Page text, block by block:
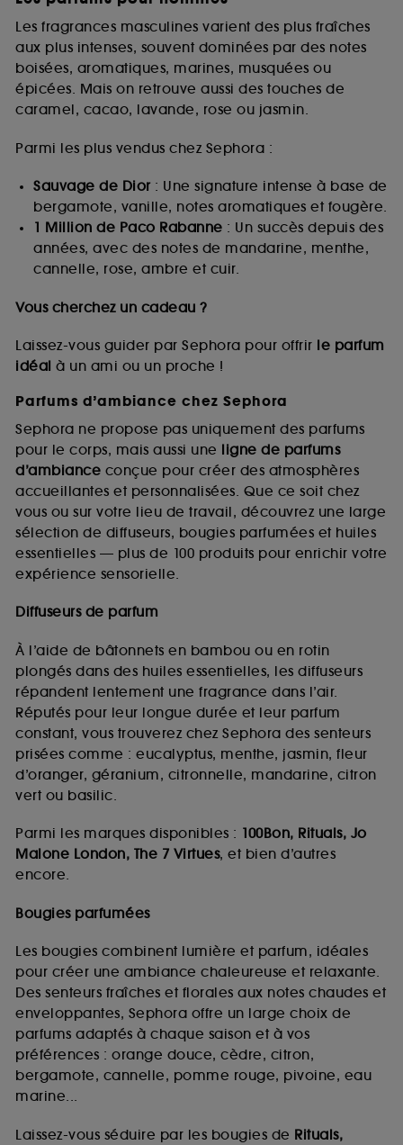
Les fragrances masculines varient des plus fraîches
aux plus intenses, souvent dominées par des notes
boisées, aromatiques, marines, musquées ou
épicées. Mais on retrouve aussi des touches de
caramel, cacao, lavande, rose ou jasmin.
Parmi les plus vendus chez Sephora :
Sauvage de Dior: Une signature intense à base de
bergamote, vanille, notes aromatiques et fougère.
1 Million de Paco Rabanne : Un succès depuis des
années, avec des notes de mandarine, menthe,
cannelle, rose, ambre et cuir.
Vous cherchez un cadeau ?
Laissez-vous guider par Sephora pour offrir le parfum
idéal à un ami ou un proche !
Parfums d’ambiance chez Sephora
Sephora ne propose pas uniquement des parfums
pour le corps, mais aussi une ligne de parfums
d’ambiance conçue pour créer des atmosphères
accueillantes et personnalisées. Que ce soit chez
vous ou sur votre lieu de travail, découvrez une large
sélection de diffuseurs, bougies parfumées et huiles
essentielles — plus de 100 produits pour enrichir votre
expérience sensorielle.
Diffuseurs de parfum
À l’aide de bâtonnets en bambou ou en rotin
plongés dans des huiles essentielles, les diffuseurs
répandent lentement une fragrance dans l’air.
Réputés pour leur longue durée et leur parfum
constant, vous trouverez chez Sephora des senteurs
prisées comme : eucalyptus, menthe, jasmin, fleur
d’oranger, géranium, citronnelle, mandarine, citron
vert ou basilic.
Parmi les marques disponibles : 100Bon, Rituals, Jo
Malone London, The 7 Virtues, et bien d’autres
encore.
Bougies parfumées
Les bougies combinent lumière et parfum, idéales
pour créer une ambiance chaleureuse et relaxante.
Des senteurs fraîches et florales aux notes chaudes et
enveloppantes, Sephora offre un large choix de
parfums adaptés à chaque saison et à vos
préférences : orange douce, cèdre, citron,
bergamote, cannelle, pomme rouge, pivoine, eau
marine...
Laissez-vous séduire par les bougies de Rituals,